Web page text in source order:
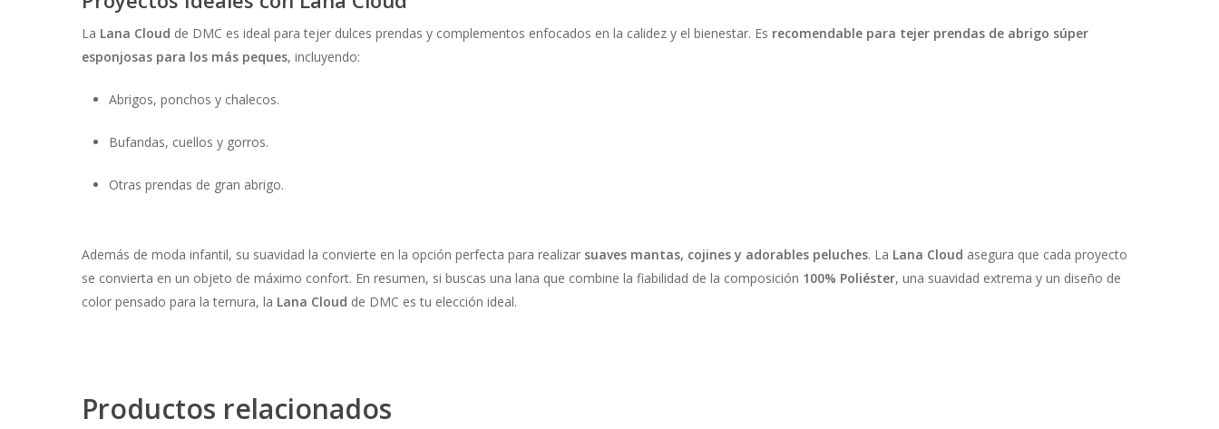
La Lana Cloud de DMC es ideal para tejer dulces prendas y complementos enfocados en la calidez y el bienestar. Es recomendable para tejer prendas de abrigo súper
esponjosas para los más peques, incluyendo:
Abrigos, ponchos y chalecos.
Bufandas, cuellos y gorros.
Otras prendas de gran abrigo.
Además de moda infantil, su suavidad la convierte en la opción perfecta para realizar suaves mantas, cojines y adorables peluches. La Lana Cloud asegura que cada proyecto
se convierta en un objeto de máximo confort. En resumen, si buscas una lana que combine la fiabilidad de la composición 100% Poliéster, una suavidad extrema y un diseño de
color pensado para la ternura, la Lana Cloud de DMC es tu elección ideal.
Productos relacionados